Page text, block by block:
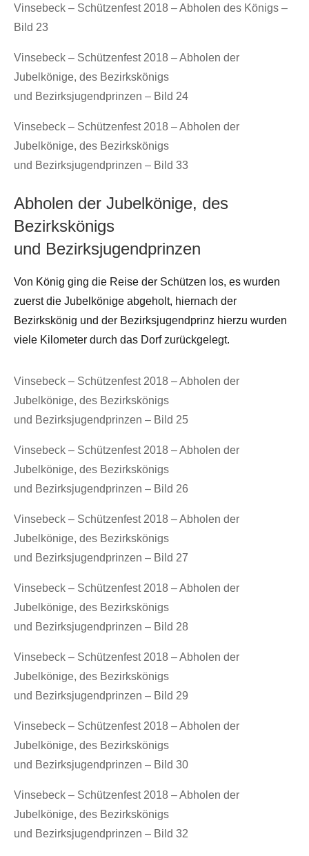
Vinsebeck – Schützenfest 2018 – Abholen des Königs –
Bild 23
Vinsebeck – Schützenfest 2018 – Abholen der
Jubelkönige, des Bezirkskönigs
und Bezirksjugendprinzen – Bild 24
Vinsebeck – Schützenfest 2018 – Abholen der
Jubelkönige, des Bezirkskönigs
und Bezirksjugendprinzen – Bild 33
Abholen der Jubelkönige, des
Bezirkskönigs
und Bezirksjugendprinzen
Von König ging die Reise der Schützen los, es wurden
zuerst die Jubelkönige abgeholt, hiernach der
Bezirkskönig und der Bezirksjugendprinz hierzu wurden
viele Kilometer durch das Dorf zurückgelegt.
Vinsebeck – Schützenfest 2018 – Abholen der
Jubelkönige, des Bezirkskönigs
und Bezirksjugendprinzen – Bild 25
Vinsebeck – Schützenfest 2018 – Abholen der
Jubelkönige, des Bezirkskönigs
und Bezirksjugendprinzen – Bild 26
Vinsebeck – Schützenfest 2018 – Abholen der
Jubelkönige, des Bezirkskönigs
und Bezirksjugendprinzen – Bild 27
Vinsebeck – Schützenfest 2018 – Abholen der
Jubelkönige, des Bezirkskönigs
und Bezirksjugendprinzen – Bild 28
Vinsebeck – Schützenfest 2018 – Abholen der
Jubelkönige, des Bezirkskönigs
und Bezirksjugendprinzen – Bild 29
Vinsebeck – Schützenfest 2018 – Abholen der
Jubelkönige, des Bezirkskönigs
und Bezirksjugendprinzen – Bild 30
Vinsebeck – Schützenfest 2018 – Abholen der
Jubelkönige, des Bezirkskönigs
und Bezirksjugendprinzen – Bild 32